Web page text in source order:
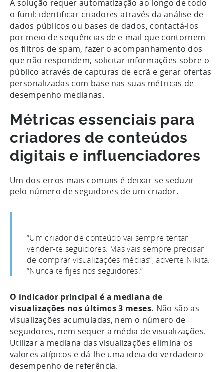
A solução requer automatização ao longo de todo
o funil: identificar criadores através da análise de
dados públicos ou bases de dados, contactá-los
por meio de sequências de e-mail que contornem
os filtros de spam, fazer o acompanhamento dos
que não respondem, solicitar informações sobre o
público através de capturas de ecrã e gerar ofertas
personalizadas com base nas suas métricas de
desempenho medianas.
Métricas essenciais para
criadores de conteúdos
digitais e influenciadores
Um dos erros mais comuns é deixar-se seduzir
pelo número de seguidores de um criador.
“Um criador de conteúdo vai sempre tentar
vender-te seguidores. Mas vais sempre precisar
de comprar visualizações médias”, adverte Nikita.
“Nunca te fijes nos seguidores.”
O indicador principal é a mediana de
visualizações nos últimos 3 meses. Não são as
visualizações acumuladas, nem o número de
seguidores, nem sequer a média de visualizações.
Utilizar a mediana das visualizações elimina os
valores atípicos e dá-lhe uma ideia do verdadeiro
desempenho de referência.